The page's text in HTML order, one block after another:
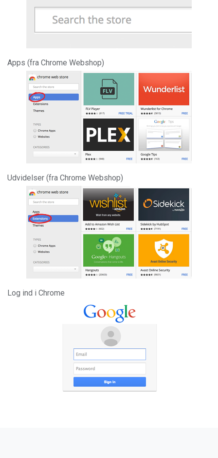
Apps (fra Chrome Webshop)
Udvidelser (fra Chrome Webshop)
Log ind i Chrome